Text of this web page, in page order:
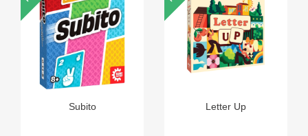
Subito Letter Up